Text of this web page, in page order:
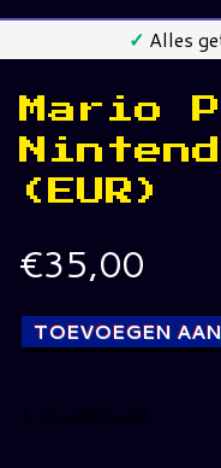
✓ Alles
Mario
(EUR)
€35,00
TOEVOEGEN
1 op voorraad